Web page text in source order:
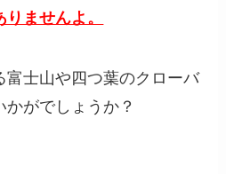
ませんよ。
富士山や四つ葉のクローバ
がでしょうか？